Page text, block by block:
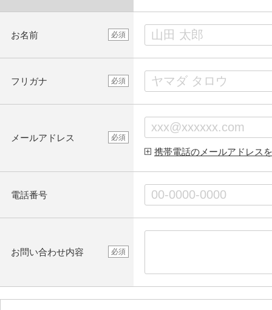
お名前 必須
フリガナ 必須
メールアドレス 必須
携帯電話のメールアドレス
電話番号
お問い合わせ内容 必須